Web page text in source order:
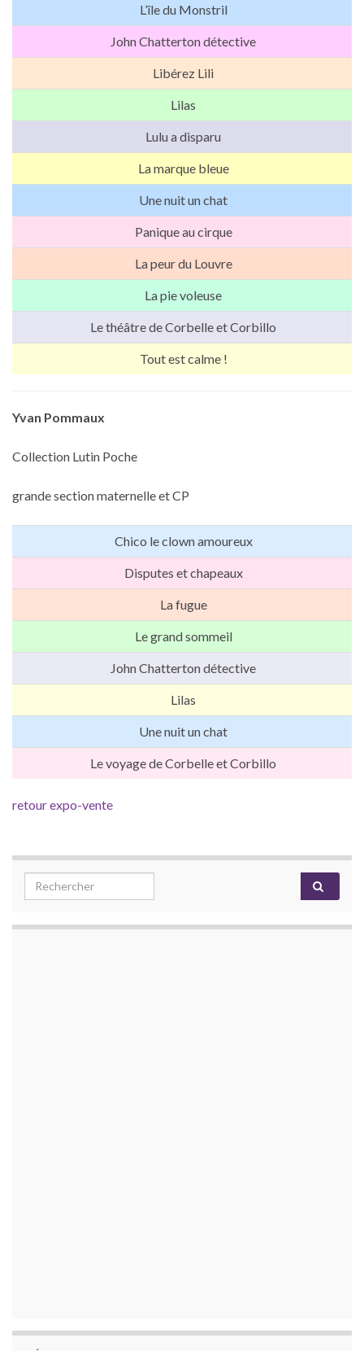
L’île du Monstril
John Chatterton détective
Libérez Lili
Lilas
Lulu a disparu
La marque bleue
Une nuit un chat
Panique au cirque
La peur du Louvre
La pie voleuse
Le théâtre de Corbelle et Corbillo
Tout est calme !
Yvan Pommaux
Collection Lutin Poche
grande section maternelle et CP
Chico le clown amoureux
Disputes et chapeaux
La fugue
Le grand sommeil
John Chatterton détective
Lilas
Une nuit un chat
Le voyage de Corbelle et Corbillo
retour expo-vente
Search for: